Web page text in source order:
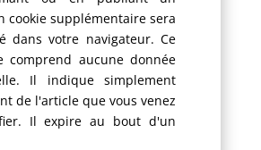
cookie supplémentaire sera
dans votre navigateur. Ce
comprend aucune donnée
Il indique simplement
de l'article que vous venez
Il expire au bout d'un